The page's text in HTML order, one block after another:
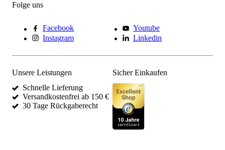
Folge uns
Facebook
Youtube
Instagram
Linkedin
Unsere Leistungen
Schnelle Lieferung
Versandkostenfrei ab 150 €
30 Tage Rückgaberecht
Sicher Einkaufen